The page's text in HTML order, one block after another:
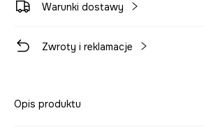
Warunki dostawy
Zwroty i reklamacje
Opis produktu